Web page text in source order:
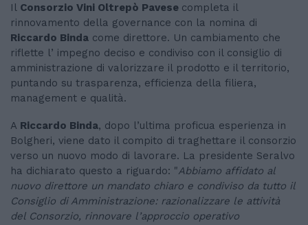
Il Consorzio Vini Oltrepò Pavese completa il
rinnovamento della governance con la nomina di
Riccardo Binda come direttore. Un cambiamento che
riflette l’ impegno deciso e condiviso con il consiglio di
amministrazione di valorizzare il prodotto e il territorio,
puntando su trasparenza, efficienza della filiera,
management e qualità.
A Riccardo Binda, dopo l’ultima proficua esperienza in
Bolgheri, viene dato il compito di traghettare il consorzio
verso un nuovo modo di lavorare. La presidente Seralvo
ha dichiarato questo a riguardo: "Abbiamo affidato al
nuovo direttore un mandato chiaro e condiviso da tutto il
Consiglio di Amministrazione: razionalizzare le attività
del Consorzio, rinnovare l’approccio operativo